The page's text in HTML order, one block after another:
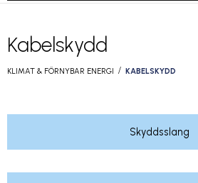
Kabelskydd
KLIMAT & FÖRNYBAR ENERGI KABELSKYDD
Skyddsslang